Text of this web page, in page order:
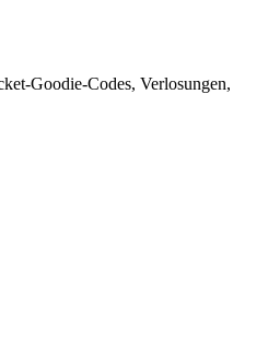
Goodie-Codes, Verlosungen,